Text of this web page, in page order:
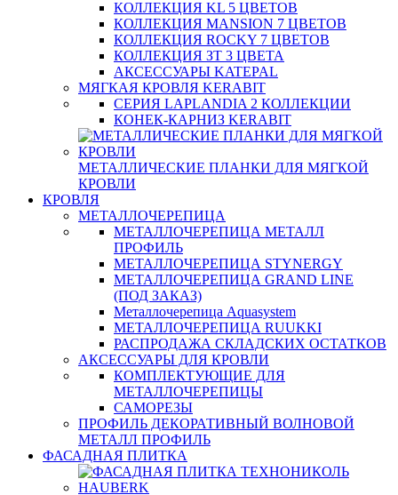
КОЛЛЕКЦИЯ KL 5 ЦВЕТОВ
КОЛЛЕКЦИЯ MANSION 7 ЦВЕТОВ
КОЛЛЕКЦИЯ ROCKY 7 ЦВЕТОВ
КОЛЛЕКЦИЯ ЗТ 3 ЦВЕТА
АКСЕССУАРЫ KATEPAL
МЯГКАЯ КРОВЛЯ KERABIT
СЕРИЯ LAPLANDIA 2 КОЛЛЕКЦИИ
КОНЕК-КАРНИЗ KERABIT
МЕТАЛЛИЧЕСКИЕ ПЛАНКИ ДЛЯ МЯГКОЙ
КРОВЛИ
КРОВЛЯ
МЕТАЛЛОЧЕРЕПИЦА
МЕТАЛЛОЧЕРЕПИЦА МЕТАЛЛ
ПРОФИЛЬ
МЕТАЛЛОЧЕРЕПИЦА STYNERGY
МЕТАЛЛОЧЕРЕПИЦА GRAND LINE
(ПОД ЗАКАЗ)
Металлочерепица Aquasystem
МЕТАЛЛОЧЕРЕПИЦА RUUKKI
РАСПРОДАЖА СКЛАДСКИХ ОСТАТКОВ
АКСЕССУАРЫ ДЛЯ КРОВЛИ
КОМПЛЕКТУЮЩИЕ ДЛЯ
МЕТАЛЛОЧЕРЕПИЦЫ
САМОРЕЗЫ
ПРОФИЛЬ ДЕКОРАТИВНЫЙ ВОЛНОВОЙ
МЕТАЛЛ ПРОФИЛЬ
ФАСАДНАЯ ПЛИТКА